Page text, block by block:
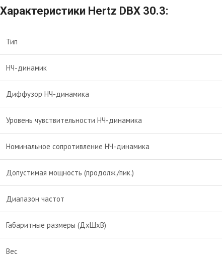
Характеристики Hertz DBX 30.3:
Тип
НЧ-динамик
Диффузор НЧ-динамика
Уровень чувствительности НЧ-динамика
Номинальное сопротивление НЧ-динамика
Допустимая мощность (продолж./пик.)
Диапазон частот
Габаритные размеры (ДхШхВ)
Вес